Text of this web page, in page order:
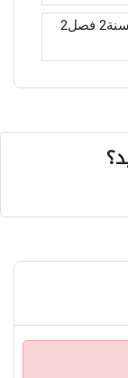
اسئلة اختبار عملي في مادة الحلقات للسنة2 فصل2